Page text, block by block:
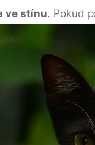
ve stínu. Pokud